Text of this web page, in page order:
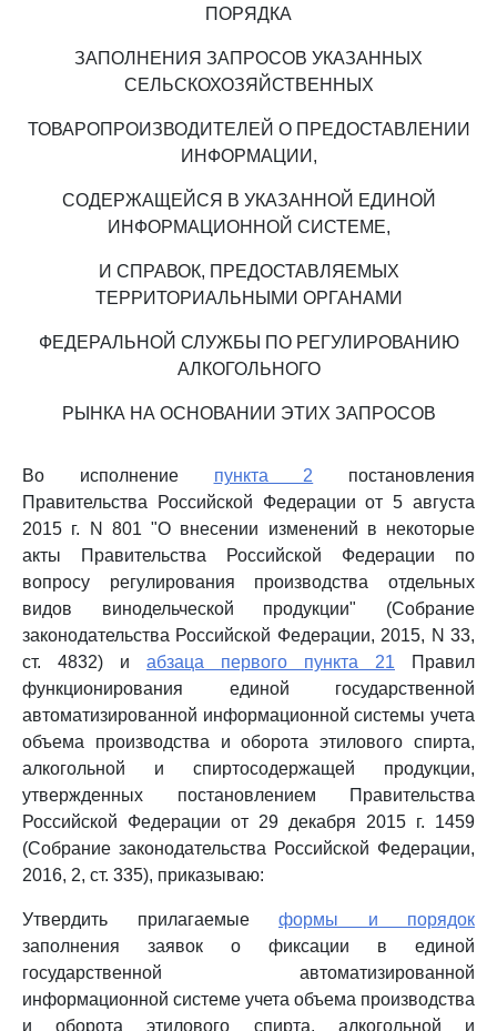
ПОРЯДКА
ЗАПОЛНЕНИЯ ЗАПРОСОВ УКАЗАННЫХ
СЕЛЬСКОХОЗЯЙСТВЕННЫХ
ТОВАРОПРОИЗВОДИТЕЛЕЙ О ПРЕДОСТАВЛЕНИИ
ИНФОРМАЦИИ,
СОДЕРЖАЩЕЙСЯ В УКАЗАННОЙ ЕДИНОЙ
ИНФОРМАЦИОННОЙ СИСТЕМЕ,
И СПРАВОК, ПРЕДОСТАВЛЯЕМЫХ
ТЕРРИТОРИАЛЬНЫМИ ОРГАНАМИ
ФЕДЕРАЛЬНОЙ СЛУЖБЫ ПО РЕГУЛИРОВАНИЮ
АЛКОГОЛЬНОГО
РЫНКА НА ОСНОВАНИИ ЭТИХ ЗАПРОСОВ
Во исполнение пункта 2 постановления
Правительства Российской Федерации от 5 августа
2015 г. N 801 "О внесении изменений в некоторые
акты Правительства Российской Федерации по
вопросу регулирования производства отдельных
видов винодельческой продукции" (Собрание
законодательства Российской Федерации, 2015, N 33,
ст. 4832) и абзаца первого пункта 21 Правил
функционирования единой государственной
автоматизированной информационной системы учета
объема производства и оборота этилового спирта,
алкогольной и спиртосодержащей продукции,
утвержденных постановлением Правительства
Российской Федерации от 29 декабря 2015 г. 1459
(Собрание законодательства Российской Федерации,
2016, 2, ст. 335), приказываю:
Утвердить прилагаемые формы и порядок
заполнения заявок о фиксации в единой
государственной автоматизированной
информационной системе учета объема производства
и оборота этилового спирта, алкогольной и